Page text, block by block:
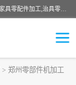
公司主要承接深圳精密零配件加工,非标零部配件加工,家具零配件加工,治具零配件加工,安徽精密零配件加工等各种各种精密机械加工，欢迎来来电咨询！
> 郑州零部件机加工